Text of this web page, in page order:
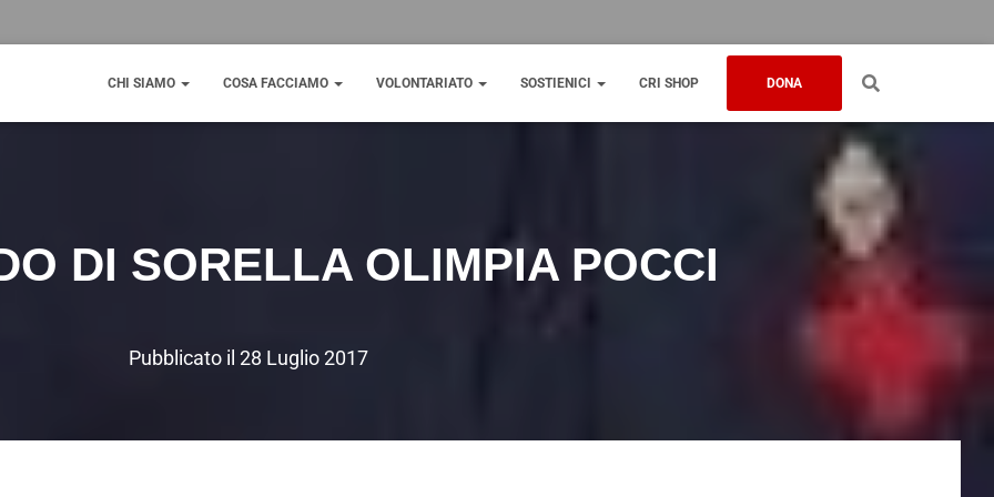
CHI SIAMO COSA FACCIAMO VOLONTARIATO SOSTIENICI CRI SHOP DONA
DI SORELLA OLIMPIA POCCI
Pubblicato il 28 Luglio 2017